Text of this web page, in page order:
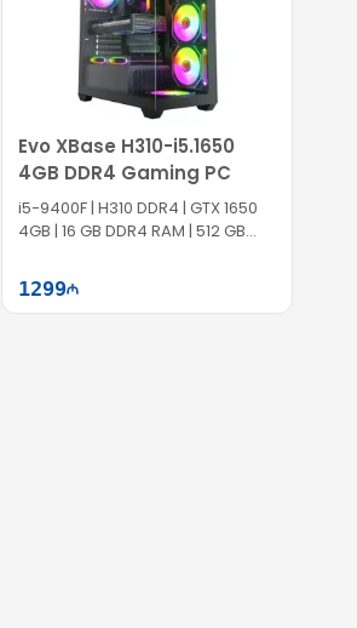
Evo XBase H310-i5.1650
4GB DDR4 Gaming PC
i5-9400F | H310 DDR4 | GTX 1650
4GB | 16 GB DDR4 RAM | 512 GB
1299